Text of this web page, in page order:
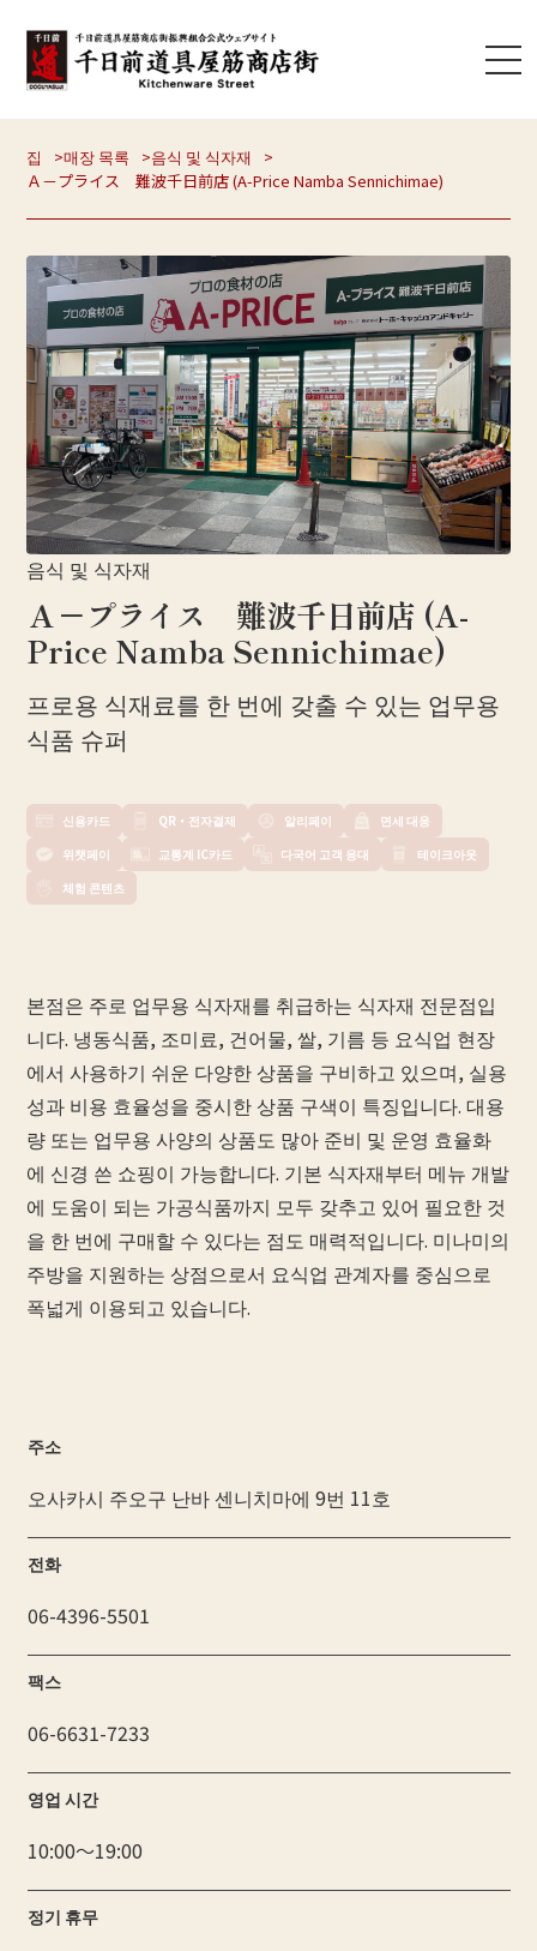
집 매장 목록
음식 및 식자재
Ａ－プライス 難波千日前店 (A-Price Namba Sennichimae)
음식 및 식자재
Ａ－プライス 難波千日前店 (A-
Price Namba Sennichimae)
프로용 식재료를 한 번에 갖출 수 있는 업무용
식품 슈퍼
신용카드 QR・전자결제 알리페이
면세 대응
위챗페이
교통계 IC카드 다국어 고객 응대
테이크아웃
체험 콘텐츠
본점은 주로 업무용 식자재를 취급하는 식자재 전문점입
니다. 냉동식품, 조미료, 건어물, 쌀, 기름 등 요식업 현장
에서 사용하기 쉬운 다양한 상품을 구비하고 있으며, 실용
성과 비용 효율성을 중시한 상품 구색이 특징입니다. 대용
량 또는 업무용 사양의 상품도 많아 준비 및 운영 효율화
에 신경 쓴 쇼핑이 가능합니다. 기본 식자재부터 메뉴 개발
에 도움이 되는 가공식품까지 모두 갖추고 있어 필요한 것
을 한 번에 구매할 수 있다는 점도 매력적입니다. 미나미의
주방을 지원하는 상점으로서 요식업 관계자를 중심으로
폭넓게 이용되고 있습니다.
주소
오사카시 주오구 난바 센니치마에 9번 11호
전화
06-4396-5501
팩스
06-6631-7233
영업 시간
10:00〜19:00
정기 휴무